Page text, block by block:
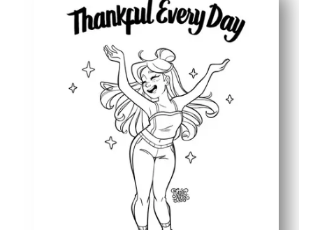
Beschäftigt die Hände, während die Gedanken zur
Funktioniert überall — zu Hause, im Unterricht, nach